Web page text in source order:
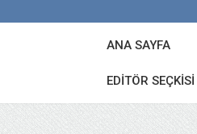
ANA SAYFA
EDITÖR SEÇKISI